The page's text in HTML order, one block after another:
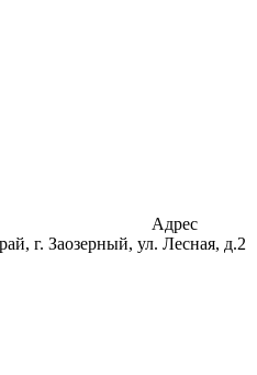
Адрес
г. Заозерный, ул. Лесная, д.2